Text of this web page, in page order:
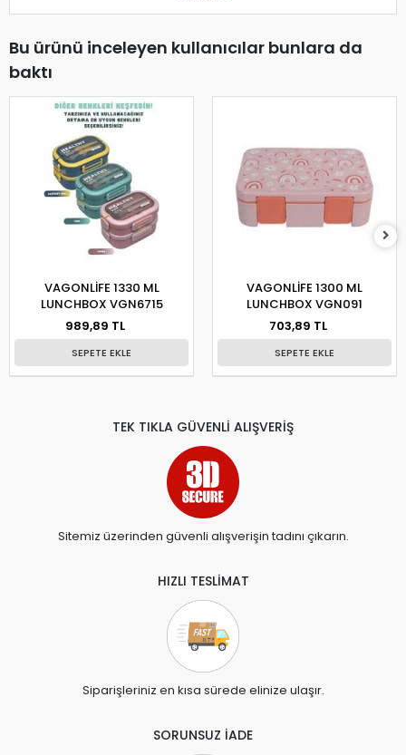
Bu ürünü inceleyen kullanıcılar bunlara da
baktı
VAGONLİFE 1330 ML
LUNCHBOX VGN6715
989,89 TL
SEPETE EKLE
VAGONLİFE 1300 ML
LUNCHBOX VGN091
703,89 TL
SEPETE EKLE
TEK TIKLA GÜVENLİ ALIŞVERİŞ
Sitemiz üzerinden güvenli alışverişin tadını çıkarın.
HIZLI TESLİMAT
Siparişleriniz en kısa sürede elinize ulaşır.
SORUNSUZ İADE